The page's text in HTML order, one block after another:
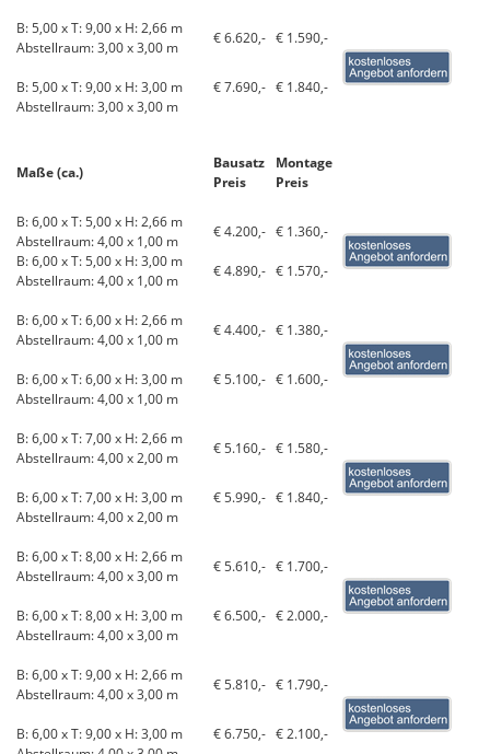
B: 5,00 x T: 9,00 x H: 2,66 m
Abstellraum: 3,00 x 3,00 m
€ 6.620,- € 1.590,-
B: 5,00 x T: 9,00 x H: 3,00 m
Abstellraum: 3,00 x 3,00 m
€ 7.690,- € 1.840,-
Maße (ca.)
Bausatz
Preis
Montage
Preis
B: 6,00 x T: 5,00 x H: 2,66 m
Abstellraum: 4,00 x 1,00 m
€ 4.200,- € 1.360,-
B: 6,00 x T: 5,00 x H: 3,00 m
Abstellraum: 4,00 x 1,00 m
€ 4.890,- € 1.570,-
B: 6,00 x T: 6,00 x H: 2,66 m
Abstellraum: 4,00 x 1,00 m
€ 4.400,- € 1.380,-
B: 6,00 x T: 6,00 x H: 3,00 m
Abstellraum: 4,00 x 1,00 m
€ 5.100,- € 1.600,-
B: 6,00 x T: 7,00 x H: 2,66 m
Abstellraum: 4,00 x 2,00 m
€ 5.160,- € 1.580,-
B: 6,00 x T: 7,00 x H: 3,00 m
Abstellraum: 4,00 x 2,00 m
€ 5.990,- € 1.840,-
B: 6,00 x T: 8,00 x H: 2,66 m
Abstellraum: 4,00 x 3,00 m
€ 5.610,- € 1.700,-
B: 6,00 x T: 8,00 x H: 3,00 m
Abstellraum: 4,00 x 3,00 m
€ 6.500,- € 2.000,-
B: 6,00 x T: 9,00 x H: 2,66 m
Abstellraum: 4,00 x 3,00 m
€ 5.810,- € 1.790,-
B: 6,00 x T: 9,00 x H: 3,00 m
€ 6.750,- € 2.100,-